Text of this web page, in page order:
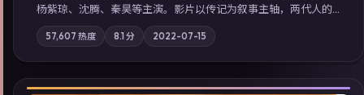
杨紫琼、沈腾、秦昊等主演。影片以传记为叙事主轴，两代人的
执念在暴风雨夜正面相撞；摄影与配乐强化地域气质；站内亦可
通过「国产免费观看高清电视剧在线看」延展检索同类型高分佳
作，畅享高清在线追剧体验。
57,607 热度 8.1 分 2022-07-15